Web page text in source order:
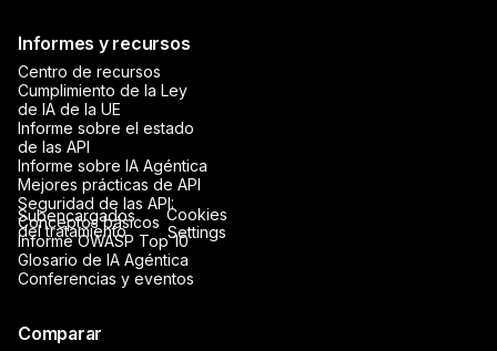
Informes y recursos
Centro de recursos
Cumplimiento de la Ley
de IA de la UE
Informe sobre el estado
de las API
Informe sobre IA Agéntica
Mejores prácticas de API
Seguridad de las API:
Conceptos básicos
Informe OWASP Top 10
Glosario de IA Agéntica
Conferencias y eventos
Comparar
Subencargados
del tratamiento
Cookies
Settings